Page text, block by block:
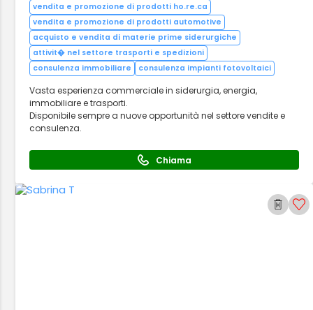
vendita e promozione di prodotti ho.re.ca
vendita e promozione di prodotti automotive
acquisto e vendita di materie prime siderurgiche
attivit� nel settore trasporti e spedizioni
consulenza immobiliare
consulenza impianti fotovoltaici
Vasta esperienza commerciale in siderurgia, energia,
immobiliare e trasporti.
Disponibile sempre a nuove opportunità nel settore vendite e
consulenza.
Chiama